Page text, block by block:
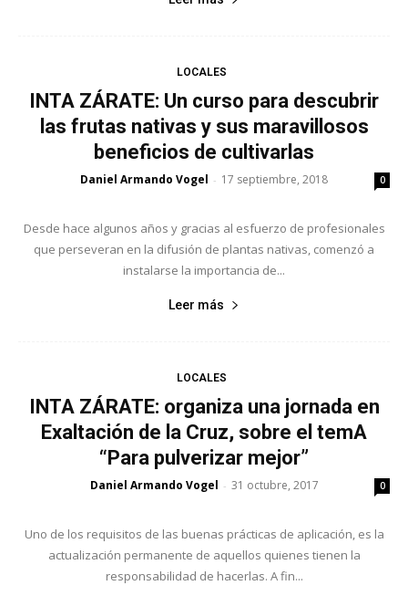
LOCALES
INTA ZÁRATE: Un curso para descubrir
las frutas nativas y sus maravillosos
beneficios de cultivarlas
Daniel Armando Vogel - 17 septiembre, 2018 0
Desde hace algunos años y gracias al esfuerzo de profesionales
que perseveran en la difusión de plantas nativas, comenzó a
instalarse la importancia de...
Leer más
LOCALES
INTA ZÁRATE: organiza una jornada en
Exaltación de la Cruz, sobre el temA
“Para pulverizar mejor”
Daniel Armando Vogel - 31 octubre, 2017 0
Uno de los requisitos de las buenas prácticas de aplicación, es la
actualización permanente de aquellos quienes tienen la
responsabilidad de hacerlas. A fin...